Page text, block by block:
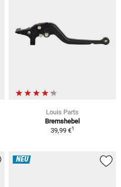
Louis Parts
Bremshebel
39,99 €1
NEU